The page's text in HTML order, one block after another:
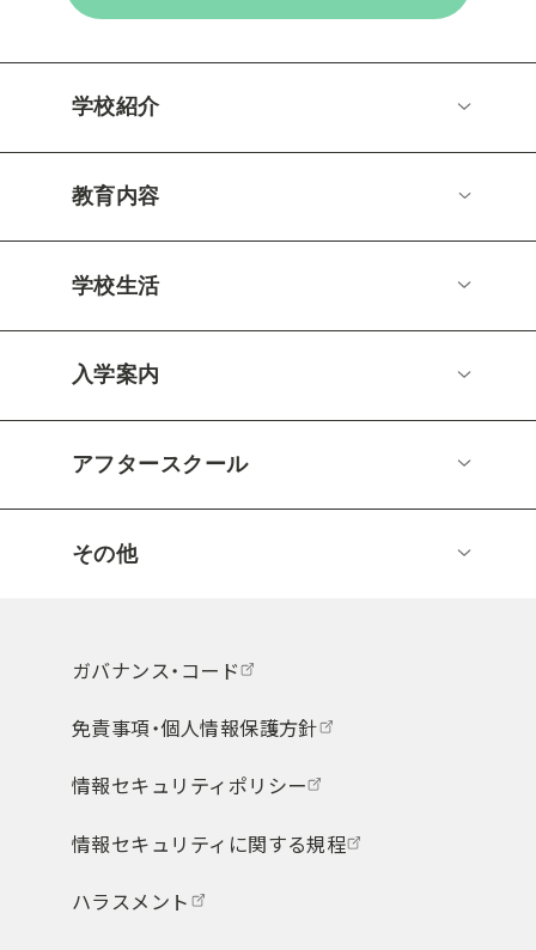
学校紹介
教育内容
学校生活
入学案内
アフタースクール
その他
ガバナンス・コード
免責事項・個人情報保護方針
情報セキュリティポリシー
情報セキュリティに関する規程
ハラスメント